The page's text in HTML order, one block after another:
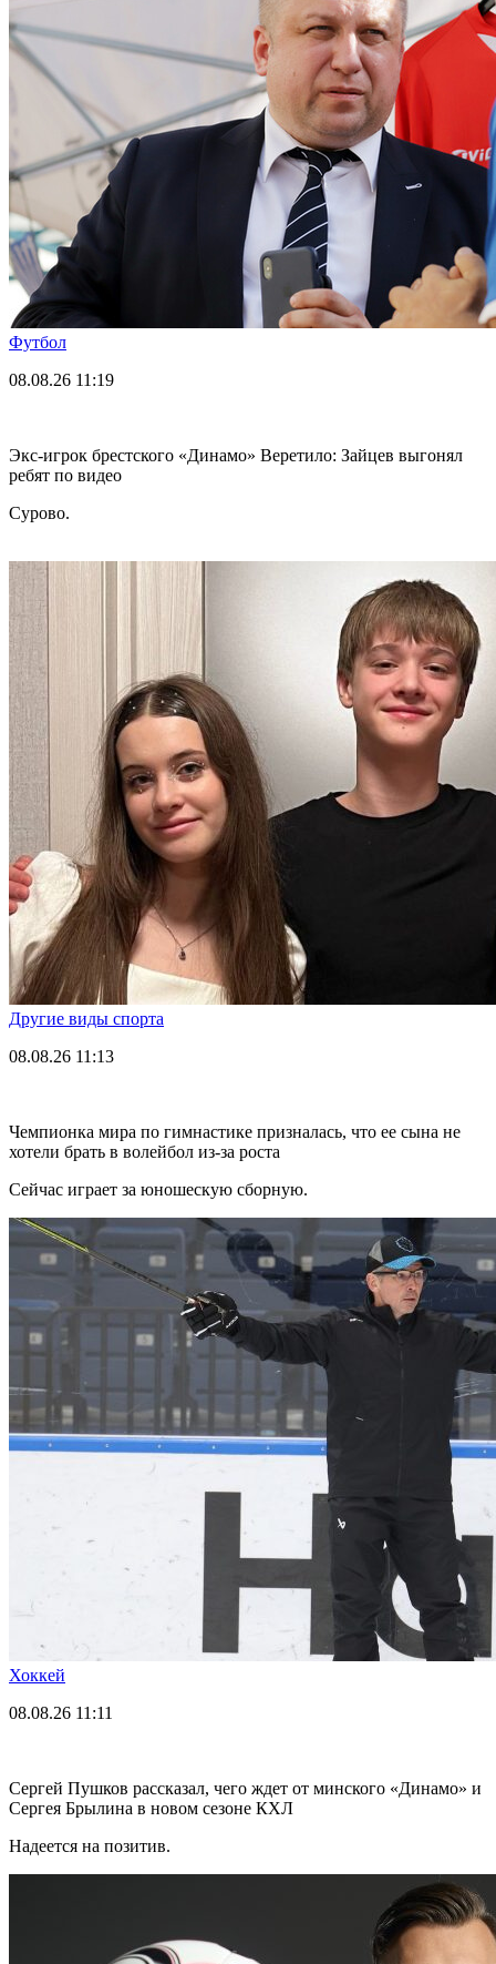
Футбол
08.08.26 11:19
Экс-игрок брестского «Динамо» Веретило: Зайцев выгонял
ребят по видео
Сурово.
Другие виды спорта
08.08.26 11:13
Чемпионка мира по гимнастике призналась, что ее сына не
хотели брать в волейбол из-за роста
Сейчас играет за юношескую сборную.
Хоккей
08.08.26 11:11
Сергей Пушков рассказал, чего ждет от минского «Динамо» и
Сергея Брылина в новом сезоне КХЛ
Надеется на позитив.